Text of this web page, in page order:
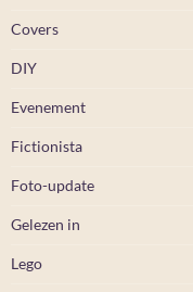
Covers
DIY
Evenement
Fictionista
Foto-update
Gelezen in
Lego